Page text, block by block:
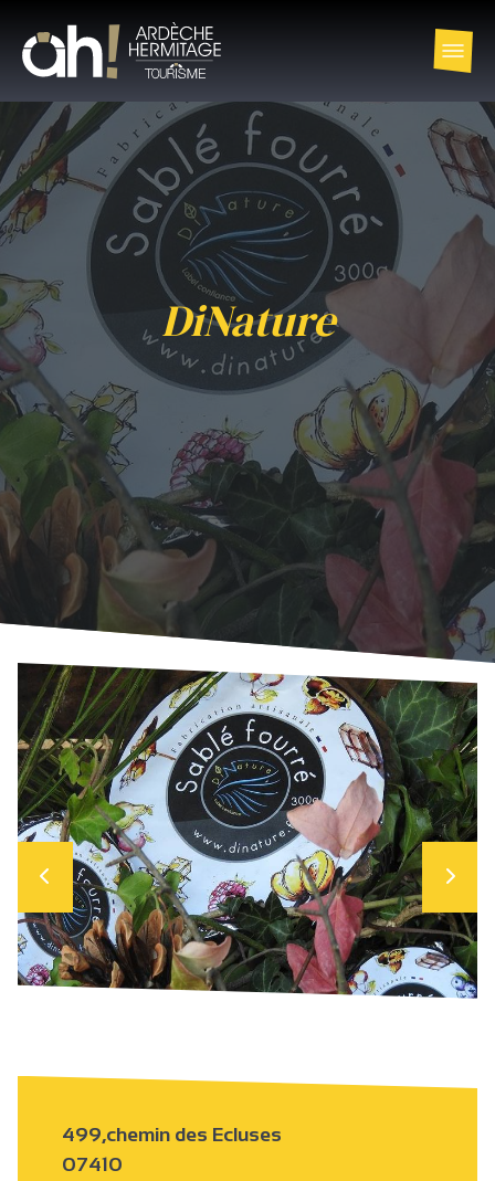
DiNature
499,chemin des Ecluses
07410